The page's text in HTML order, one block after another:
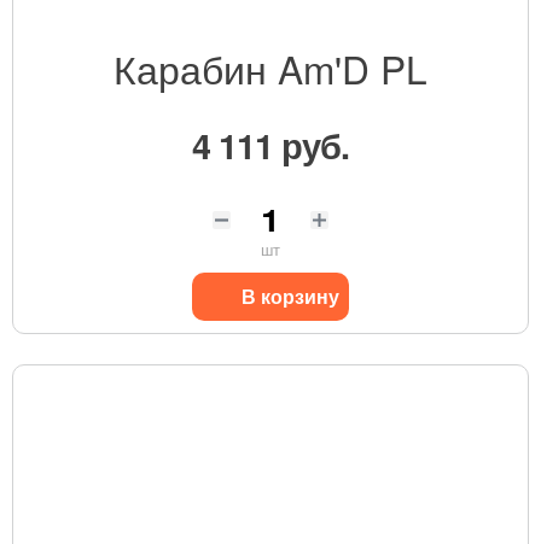
Карабин Am'D PL
4 111 руб.
шт
В корзину